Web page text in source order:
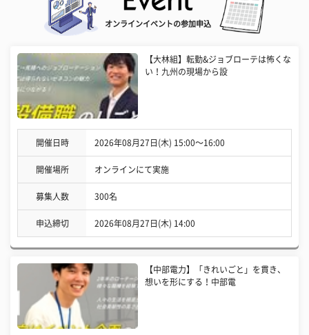
オンラインイベントの参加申込
【大林組】転勤&ジョブローテは怖くな
い！九州の現場から設
開催日時 2026年08月27日(木) 15:00〜16:00
開催場所 オンラインにて実施
募集人数 300名
申込締切 2026年08月27日(木) 14:00
【中部電力】「きれいごと」を貫き、
想いを形にする！中部電